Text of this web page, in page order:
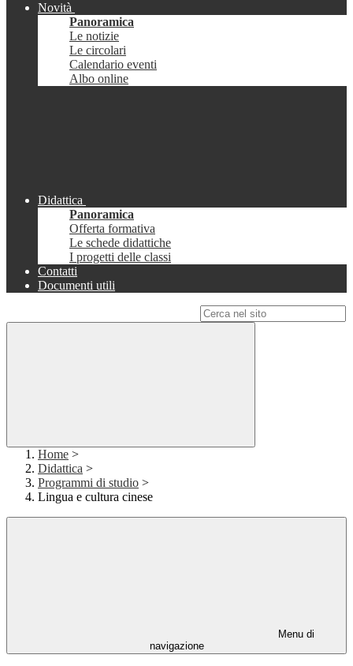
Novità
Panoramica
Le notizie
Le circolari
Calendario eventi
Albo online
Didattica
Panoramica
Offerta formativa
Le schede didattiche
I progetti delle classi
Contatti
Documenti utili
Home >
Didattica >
Programmi di studio >
Lingua e cultura cinese
Menu di
navigazione